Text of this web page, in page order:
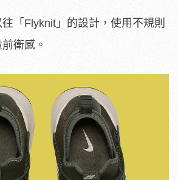
「Flyknit」的設計，使用不規則
衛感。